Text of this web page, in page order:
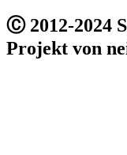
Ⓒ 2012-2024
Projekt von